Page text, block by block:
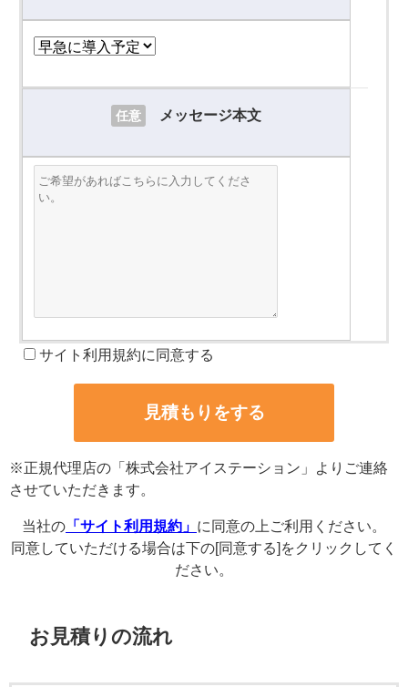
任意 メッセージ本文
サイト利用規約に同意する
※正規代理店の「株式会社アイステーション」よりご連絡
させていただきます。
当社の 「サイト利用規約」 に同意の上ご利用ください。
同意していただける場合は下の[同意する]をクリックしてく
ださい。
お見積りの流れ